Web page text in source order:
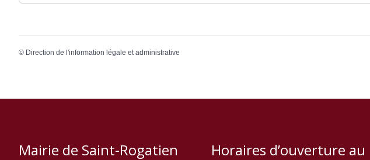
© Direction de l'information légale et administrative
Mairie de Saint-Rogatien
Horaires d’ouverture au